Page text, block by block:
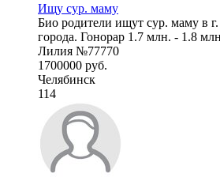
Ищу сур. маму
Био родители ищут сур. маму в
города. Гонорар 1.7 млн. - 1.8
Лилия №77770
1700000 руб.
Челябинск
114